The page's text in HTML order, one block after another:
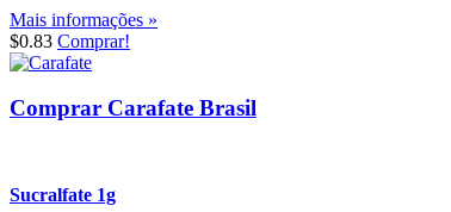
Mais informações »
$0.83 Comprar!
Comprar Carafate Brasil
Sucralfate 1g